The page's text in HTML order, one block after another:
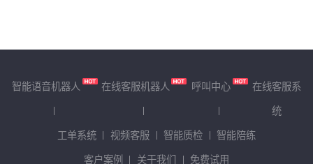
智能语音机器人 在线客服机器人 呼叫中心
在线客服系
统
工单系统
视频客服 智能质检
智能陪练
客户案例
关于我们 免费试用